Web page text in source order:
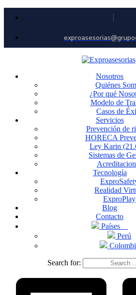
Nosotros
Quiénes
¿Por qué
Modelo de
Casos de
Servicios
Prevención de
HORECA
Ley Karin
Sistemas de
Tecnología
Realidad
ExproPlay
Blog
Contacto
Países
Perú
Search for: